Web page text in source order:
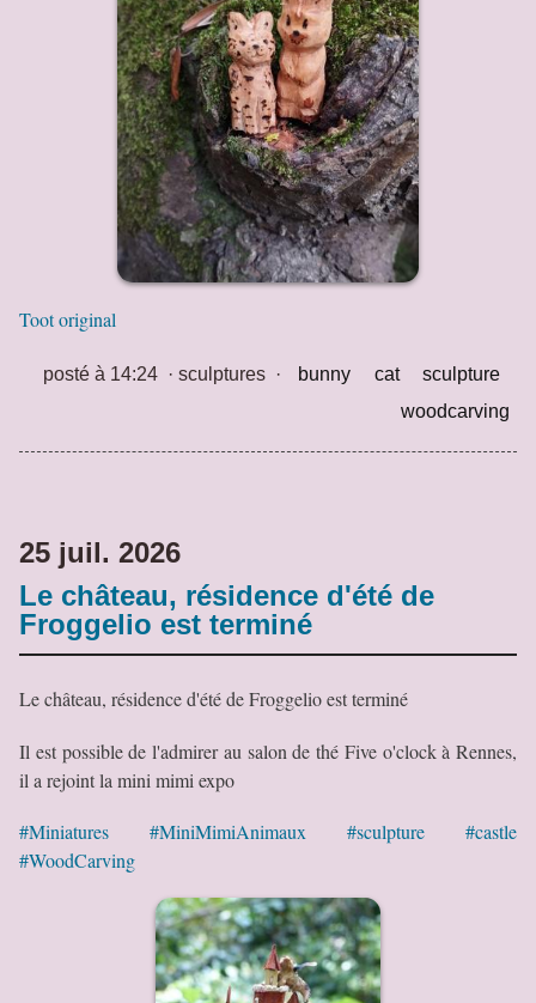
Toot original
posté à 14:24 ·sculptures · bunny cat
sculpture
woodcarving
25 juil. 2026
Le château, résidence d'été de
Froggelio est terminé
Le château, résidence d'été de Froggelio est terminé
Il est possible de l'admirer au salon de thé Five o'clock à Rennes,
il a rejoint la mini mimi expo
#Miniatures #MiniMimiAnimaux #sculpture
#castle
#WoodCarving